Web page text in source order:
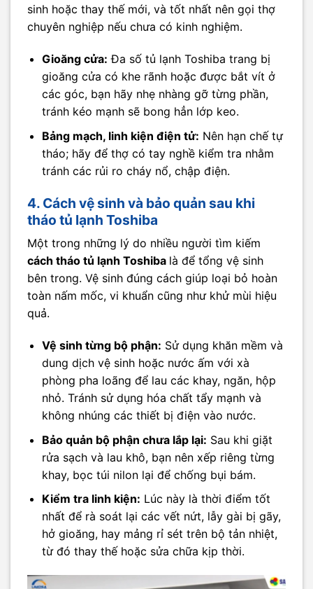
sinh hoặc thay thế mới, và tốt nhất nên gọi thợ
chuyên nghiệp nếu chưa có kinh nghiệm.
Gioăng cửa: Đa số tủ lạnh Toshiba trang bị
gioăng cửa có khe rãnh hoặc được bắt vít ở
các góc, bạn hãy nhẹ nhàng gỡ từng phần,
tránh kéo mạnh sẽ bong hẳn lớp keo.
Bảng mạch, linh kiện điện tử: Nên hạn chế tự
tháo; hãy để thợ có tay nghề kiểm tra nhằm
tránh các rủi ro cháy nổ, chập điện.
4. Cách vệ sinh và bảo quản sau khi
tháo tủ lạnh Toshiba
Một trong những lý do nhiều người tìm kiếm
cách tháo tủ lạnh Toshiba là để tổng vệ sinh
bên trong. Vệ sinh đúng cách giúp loại bỏ hoàn
toàn nấm mốc, vi khuẩn cũng như khử mùi hiệu
quả.
Vệ sinh từng bộ phận: Sử dụng khăn mềm và
dung dịch vệ sinh hoặc nước ấm với xà
phòng pha loãng để lau các khay, ngăn, hộp
nhỏ. Tránh sử dụng hóa chất tẩy mạnh và
không nhúng các thiết bị điện vào nước.
Bảo quản bộ phận chưa lắp lại: Sau khi giặt
rửa sạch và lau khô, bạn nên xếp riêng từng
khay, bọc túi nilon lại để chống bụi bám.
Kiểm tra linh kiện: Lúc này là thời điểm tốt
nhất để rà soát lại các vết nứt, lẫy gài bị gãy,
hở gioăng, hay mảng rỉ sét trên bộ tản nhiệt,
từ đó thay thế hoặc sửa chữa kịp thời.